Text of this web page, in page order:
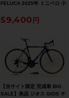
FELUCA 2025年 ミニベロ 小
い得SALE】
59,400
【当サイト限定 完成車 BIG
SALE】美品 ジオス GIOS チ